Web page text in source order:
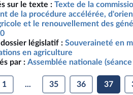
sur le texte : Texte de la
de la procédure accélérée,
et le renouvellement des
dossier législatif : Souveraineté en
en agriculture
par : Assemblée nationale
1 ... 35 36 37